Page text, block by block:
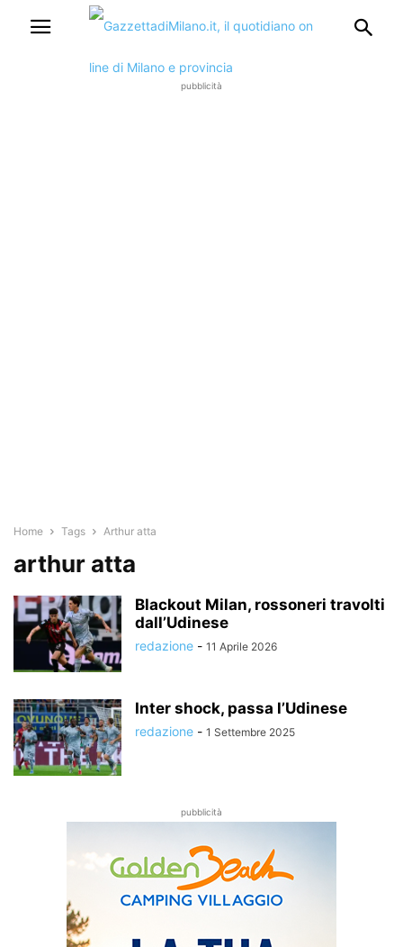
pubblicità
Home Tags Arthur atta
arthur atta
Blackout Milan, rossoneri travolti
dall’Udinese
redazione - 11 Aprile 2026
Inter shock, passa l’Udinese
redazione - 1 Settembre 2025
pubblicità